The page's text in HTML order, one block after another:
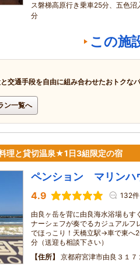
ス磐梯高原行き乗車25分、五色沼
分
この施
交通手段を自由に組み合わせたおトクな
ン一覧へ
理と貸切温泉★1日3組限定の宿
ペンション マリンハ
4.9 132件
由良ヶ岳を背に由良海水浴場もす
ナーシェフが奏でるカジュアルフ
でほっこり！天橋立駅→車で東へ
分（送迎も相談下さい）
住所
京都府宮津市由良３１７